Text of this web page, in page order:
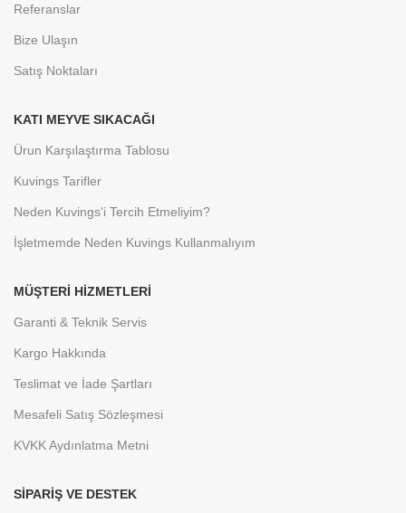
Referanslar
Bize Ulaşın
Satış Noktaları
KATI MEYVE SIKACAĞI
Ürun Karşılaştırma Tablosu
Kuvings Tarifler
Neden Kuvings'i Tercih Etmeliyim?
İşletmemde Neden Kuvings Kullanmalıyım
MÜŞTERI HIZMETLERI
Garanti & Teknik Servis
Kargo Hakkında
Teslimat ve İade Şartları
Mesafeli Satış Sözleşmesi
KVKK Aydınlatma Metni
SIPARIŞ VE DESTEK